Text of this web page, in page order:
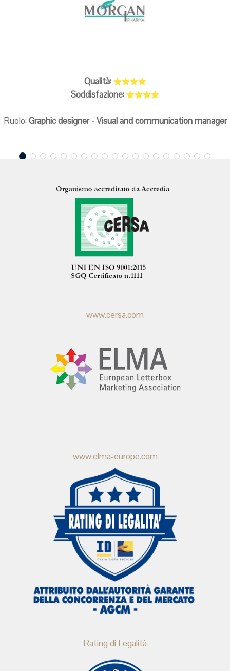
Qualità:
Soddisfazione:
Ruolo: Graphic designer - Visual and communication manager
www.cersa.com
www.elma-europe.com
Rating di Legalità